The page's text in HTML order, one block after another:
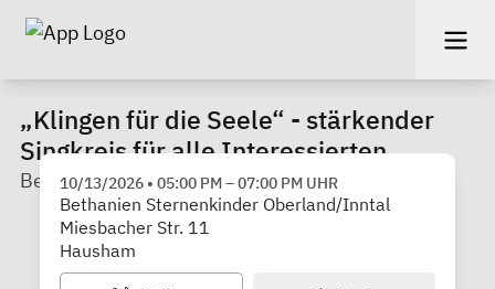
„Klingen für die Seele“ - stärkender
Singkreis für alle Interessierten
Bethanien Sternenkinder Oberland/Inntal
10/13/2026 • 05:00 PM–07:00 PM UHR
Bethanien Sternenkinder Oberland/Inntal
Miesbacher Str. 11
Hausham